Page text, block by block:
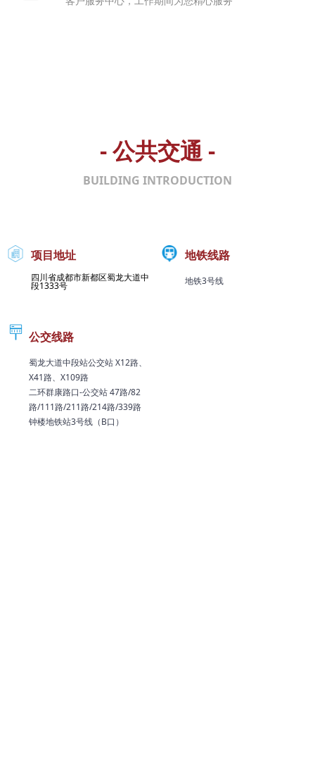
- 公共交通 -
BUILDING INTRODUCTION
地铁线路
地铁3号线
项目地址
四川省成都市新都区蜀龙大道中
段1333号
公交线路
蜀龙大道中段站公交站 X12路、
X41路、X109路
二环群康路口-公交站 47路/82
路/111路/211路/214路/339路
钟楼地铁站3号线（B口）